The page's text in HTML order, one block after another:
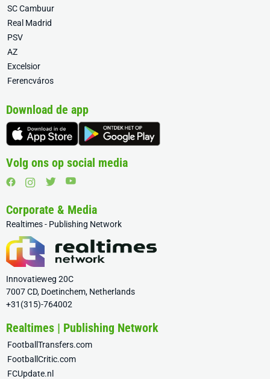
SC Cambuur
Real Madrid
PSV
AZ
Excelsior
Ferencváros
Download de app
Volg ons op social media
Corporate & Media
Realtimes - Publishing Network
Innovatieweg 20C
7007 CD, Doetinchem, Netherlands
+31(315)-764002
Realtimes | Publishing Network
FootballTransfers.com
FootballCritic.com
FCUpdate.nl